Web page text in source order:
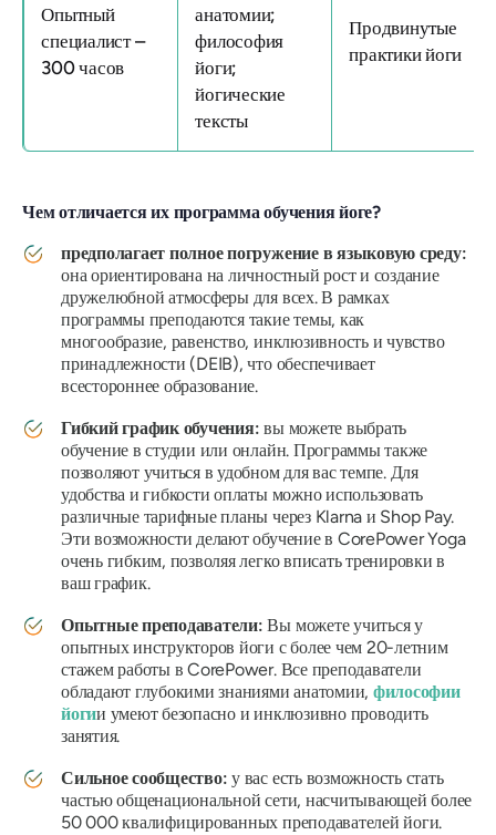
Опытный
специалист –
300 часов
анатомии;
философия
йоги;
йогические
тексты
Продвинутые
практики йоги
Чем отличается их программа обучения йоге?
предполагает полное погружение в языковую среду:
она ориентирована на личностный рост и создание
дружелюбной атмосферы для всех. В рамках
программы преподаются такие темы, как
многообразие, равенство, инклюзивность и чувство
принадлежности (DEIB), что обеспечивает
всестороннее образование.
Гибкий график обучения: вы можете выбрать
обучение в студии или онлайн. Программы также
позволяют учиться в удобном для вас темпе. Для
удобства и гибкости оплаты можно использовать
различные тарифные планы через Klarna и Shop Pay.
Эти возможности делают обучение в CorePower Yoga
очень гибким, позволяя легко вписать тренировки в
ваш график.
Опытные преподаватели: Вы можете учиться у
опытных инструкторов йоги с более чем 20-летним
стажем работы в CorePower. Все преподаватели
обладают глубокими знаниями анатомии, философии
йогии умеют безопасно и инклюзивно проводить
занятия.
Сильное сообщество: у вас есть возможность стать
частью общенациональной сети, насчитывающей более
50 000 квалифицированных преподавателей йоги.